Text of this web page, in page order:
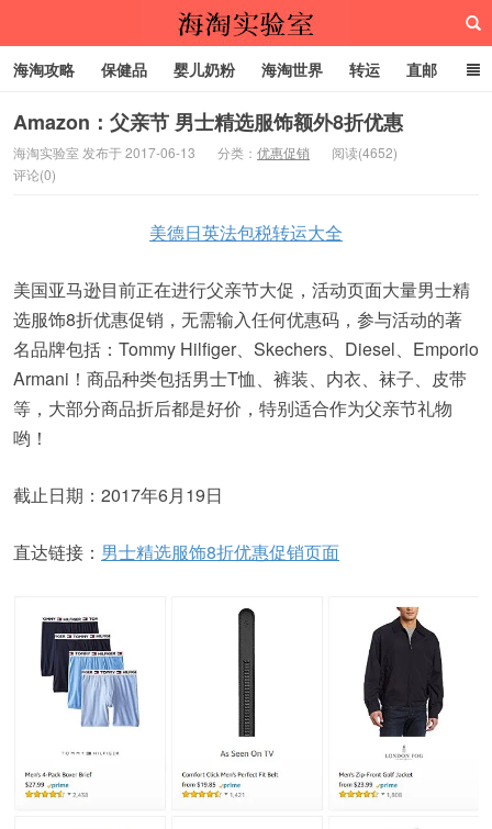
海淘攻略 保健品 婴儿奶粉 海淘世界 转运 直邮
代购服务
Amazon：父亲节 男士精选服饰额外8折优惠
海淘实验室 发布于 2017-06-13 分类： 优惠促销
阅读(4652)
评论(0)
美德日英法包税转运大全
美国亚马逊目前正在进行父亲节大促，活动页面大量男士精
选服饰8折优惠促销，无需输入任何优惠码，参与活动的著
名品牌包括：Tommy Hilfiger、Skechers、Diesel、Emporio
Armani！商品种类包括男士T恤、裤装、内衣、袜子、皮带
等，大部分商品折后都是好价，特别适合作为父亲节礼物
哟！
截止日期：2017年6月19日
直达链接： 男士精选服饰8折优惠促销页面